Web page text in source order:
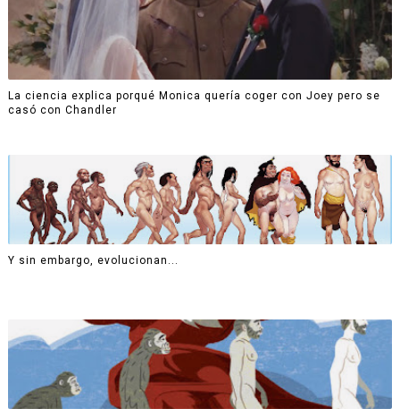
La ciencia explica porqué Monica quería coger con Joey pero se
casó con Chandler
Y sin embargo, evolucionan...